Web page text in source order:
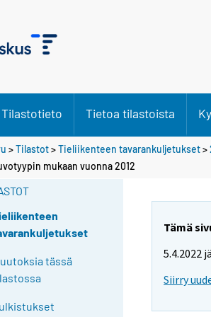
Tilastotieto Tietoa tilastoista
>Tilastot>Tieliikenteen tavarankuljetukset>
mukaan vuonna 2012
tässä
Tämä
5.4.2022
Siirry